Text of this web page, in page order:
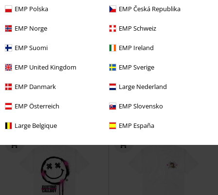
EMP Polska EMP Česká Republika
EMP Norge EMP Schweiz
EMP Suomi EMP Ireland
EMP United Kingdom EMP Sverige
EMP Danmark Large Nederland
EMP Österreich EMP Slovensko
Large Belgique EMP España
Esclusiva Taglia Extra
Da 32,99 €
Callboy
Maglietta oversize
Anche in Taglie Forti
Da26,99 €
Callboy
T-Shirt